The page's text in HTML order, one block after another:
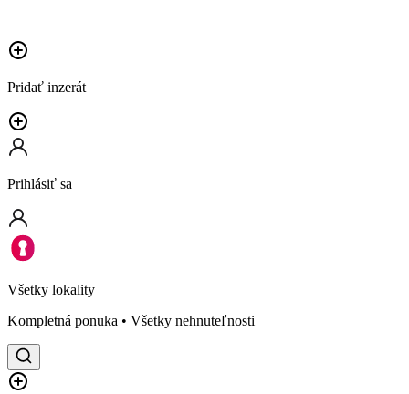
Pridať inzerát
Prihlásiť sa
Všetky lokality
Kompletná ponuka • Všetky nehnuteľnosti